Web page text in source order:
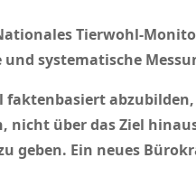
Tierwohl-
systematische
faktenbasiert
nicht über das Ziel
geben. Ein neues